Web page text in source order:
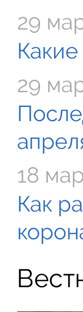
29
29
18
Как